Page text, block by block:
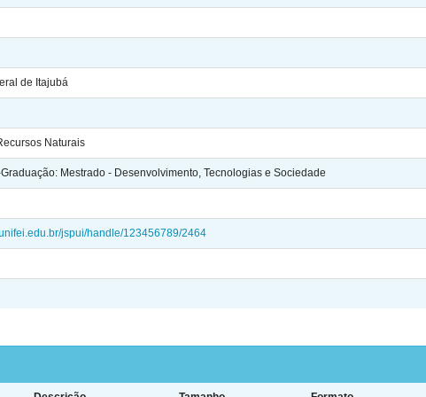
de Itajubá
Naturais
Mestrado - Desenvolvimento, Tecnologias e Sociedade
jspui/handle/123456789/2464